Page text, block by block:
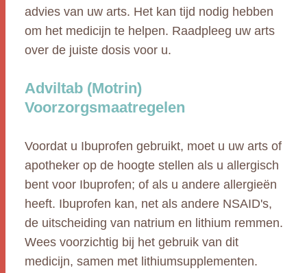
advies van uw arts. Het kan tijd nodig hebben
om het medicijn te helpen. Raadpleeg uw arts
over de juiste dosis voor u.
Adviltab (Motrin)
Voorzorgsmaatregelen
Voordat u Ibuprofen gebruikt, moet u uw arts of
apotheker op de hoogte stellen als u allergisch
bent voor Ibuprofen; of als u andere allergieën
heeft. Ibuprofen kan, net als andere NSAID's,
de uitscheiding van natrium en lithium remmen.
Wees voorzichtig bij het gebruik van dit
medicijn, samen met lithiumsupplementen.